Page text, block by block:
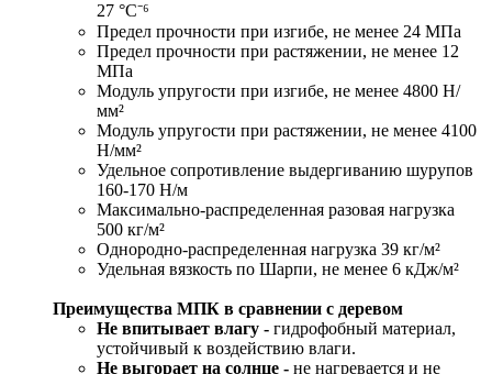
27 °С⁻⁶
Предел прочности при изгибе, не менее 24 МПа
Предел прочности при растяжении, не менее 12
МПа
Модуль упругости при изгибе, не менее 4800 Н/
мм²
Модуль упругости при растяжении, не менее 4100
Н/мм²
Удельное сопротивление выдергиванию шурупов
160-170 Н/м
Максимально-распределенная разовая нагрузка
500 кг/м²
Однородно-распределенная нагрузка 39 кг/м²
Удельная вязкость по Шарпи, не менее 6 кДж/м²
Преимущества МПК в сравнении с деревом
Не впитывает влагу - гидрофобный материал,
устойчивый к воздействию влаги.
Не выгорает на солнце - не нагревается и не